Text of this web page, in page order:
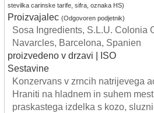
stevilka carinske tarife, sifra, oznaka HS)
Proizvajalec (Odgovoren podjetnik)
Sosa Ingredients, S.L.U. Colonia
Navarcles, Barcelona, Spanien
proizvedeno v drzavi | ISO
Sestavine
Konzervans v zrncih natrijevega
Hraniti na hladnem in suhem
praskastega izdelka s kozo,